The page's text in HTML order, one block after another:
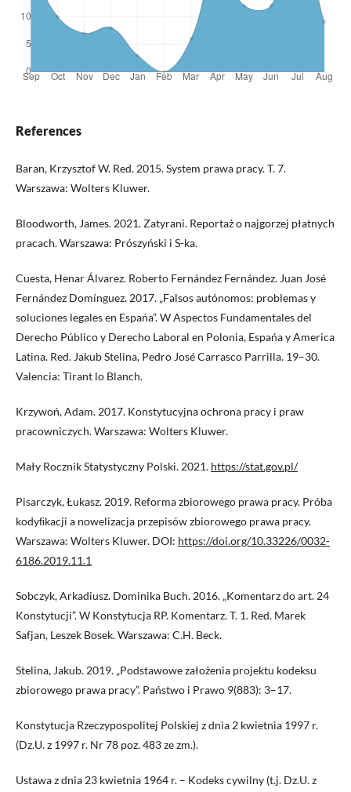
References
Baran, Krzysztof W. Red. 2015. System prawa pracy. T. 7.
Warszawa: Wolters Kluwer.
Bloodworth, James. 2021. Zatyrani. Reportaż o najgorzej płatnych
pracach. Warszawa: Prószyński i S-ka.
Cuesta, Henar Álvarez. Roberto Fernández Fernández. Juan José
Fernández Domínguez. 2017. „Falsos autónomos: problemas y
soluciones legales en Espańa”. W Aspectos Fundamentales del
Derecho Público y Derecho Laboral en Polonia, Espańa y America
Latina. Red. Jakub Stelina, Pedro José Carrasco Parrilla. 19–30.
Valencia: Tirant lo Blanch.
Krzywoń, Adam. 2017. Konstytucyjna ochrona pracy i praw
pracowniczych. Warszawa: Wolters Kluwer.
Mały Rocznik Statystyczny Polski. 2021. https://stat.gov.pl/
Pisarczyk, Łukasz. 2019. Reforma zbiorowego prawa pracy. Próba
kodyﬁkacji a nowelizacja przepisów zbiorowego prawa pracy.
Warszawa: Wolters Kluwer. DOI: https://doi.org/10.33226/0032-
6186.2019.11.1
Sobczyk, Arkadiusz. Dominika Buch. 2016. „Komentarz do art. 24
Konstytucji”. W Konstytucja RP. Komentarz. T. 1. Red. Marek
Safjan, Leszek Bosek. Warszawa: C.H. Beck.
Stelina, Jakub. 2019. „Podstawowe założenia projektu kodeksu
zbiorowego prawa pracy”. Państwo i Prawo 9(883): 3–17.
Konstytucja Rzeczypospolitej Polskiej z dnia 2 kwietnia 1997 r.
(Dz.U. z 1997 r. Nr 78 poz. 483 ze zm.).
Ustawa z dnia 23 kwietnia 1964 r. – Kodeks cywilny (t.j. Dz.U. z